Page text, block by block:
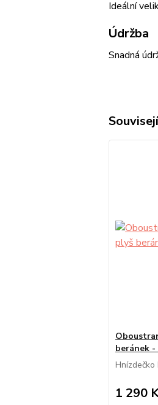
Ideální
Údržba
Snadná
beránek -
1 290